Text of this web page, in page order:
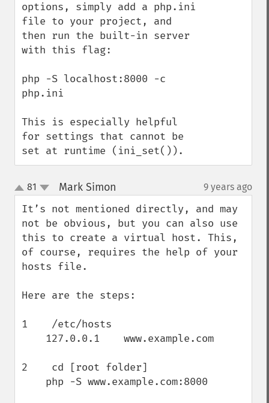
options, simply add a php.ini
file to your project, and
then run the built-in server
with this flag:
php -S localhost:8000 -c
php.ini
This is especially helpful
for settings that cannot be
set at runtime (ini_set()).
up
down
81 Mark Simon 9 years ago
It’s not mentioned directly, and may
not be obvious, but you can also use
this to create a virtual host. This,
of course, requires the help of your
hosts file.
Here are the steps:
1    /etc/hosts
2    cd [root folder]